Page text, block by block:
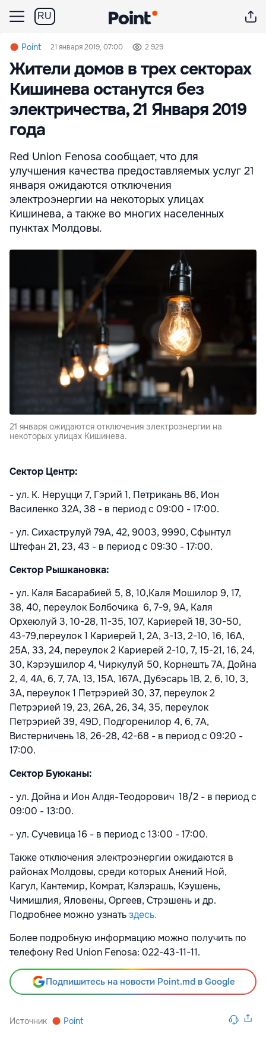
RU
Point 21 января 2019, 07:00 2 929
Жители домов в трех секторах
Кишинева останутся без
электричества, 21 Января 2019
года
Red Union Fenosa сообщает, что для
улучшения качества предоставляемых услуг 21
января ожидаются отключения
электроэнергии на некоторых улицах
Кишинева, а также во многих населенных
пунктах Молдовы.
21 января ожидаются отключения электроэнергии на
некоторых улицах Кишинева.
Сектор Центр:
- ул. К. Неруцци 7, Гэрий 1, Петрикань 86, Ион
Василенко 32A, 38 - в период с 09:00 - 17:00.
- ул. Сихаструлуй 79A, 42, 9003, 9990, Сфынтул
Штефан 21, 23, 43 - в период с 09:30 - 17:00.
Сектор Рышкановка:
- ул. Каля Басарабией 5, 8, 10,Каля Мошилор 9, 17,
38, 40, переулок Болбочика 6, 7-9, 9A, Каля
Орхеюлуй 3, 10-28, 11-35, 107, Кариерей 18, 30-50,
43-79,переулок 1 Кариерей 1, 2A, 3-13, 2-10, 16, 16A,
25A, 33, 24, переулок 2 Кариерей 2-10, 7, 15-21, 16, 24,
30, Кэрэушилор 4, Чиркулуй 50, Корнешть 7A, Дойна
2, 4, 4A, 6, 7, 7A, 13, 15A, 167A, Дубэсарь 1B, 2, 6, 10, 3,
3A, переулок 1 Петрэрией 30, 37, переулок 2
Петрэрией 19, 23, 26A, 26, 34, 35, переулок
Петрэрией 39, 49D, Подгоренилор 4, 6, 7A,
Вистерничень 18, 26-28, 42-68 - в период с 09:20 -
17:00.
Сектор Буюканы:
- ул. Дойна и Ион Алдя-Теодорович 18/2 - в период с
09:00 - 13:00.
- ул. Сучевица 16 - в период с 13:00 - 17:00.
Также отключения электроэнергии ожидаются в
районах Молдовы, среди которых Анений Ной,
Кагул, Кантемир, Комрат, Кэлэрашь, Кэушень,
Чимишлия, Яловены, Оргеев, Стрэшень и др.
Подробнее можно узнатьздесь.
Более подробную информацию можно получить по
телефону Red Union Fenosa: 022-43-11-11.
Подпишитесь на новости Point.md в Google
Источник Point